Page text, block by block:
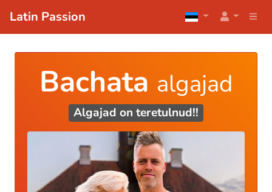
Latin Passion
Bachata algajad
Algajad on teretulnud!!